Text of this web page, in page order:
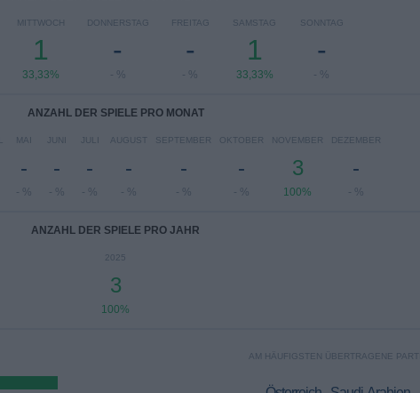
MITTWOCH
1
33,33%
DONNERSTAG
-
- %
FREITAG
-
- %
SAMSTAG
1
33,33%
SONNTAG
-
- %
ANZAHL DER SPIELE PRO MONAT
MAI
-
- %
JUNI
-
- %
JULI
-
- %
AUGUST
-
- %
SEPTEMBER
-
- %
OKTOBER
-
- %
NOVEMBER
3
100%
DEZEMBER
-
- %
ANZAHL DER SPIELE PRO JAHR
2025
3
100%
AM HÄUFIGSTEN ÜBERTRAGENE